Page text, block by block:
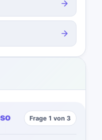
Frage 1 von 3